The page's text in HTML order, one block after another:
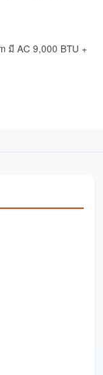
มี AC 9,000 BTU +